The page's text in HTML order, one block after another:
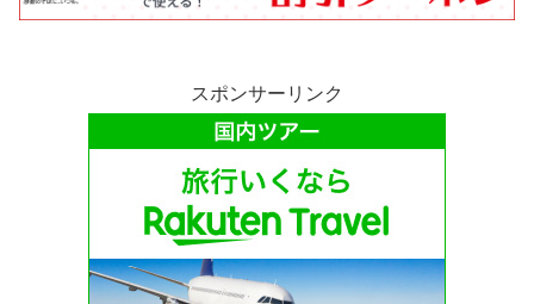
スポンサーリンク